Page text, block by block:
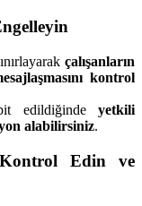
çalışanların
kontrol
edildiğinde yetkili
alabilirsiniz.
Edin ve